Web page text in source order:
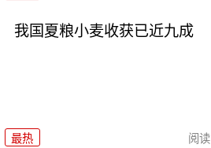
我国夏粮小麦收获已近九成
最热 阅读